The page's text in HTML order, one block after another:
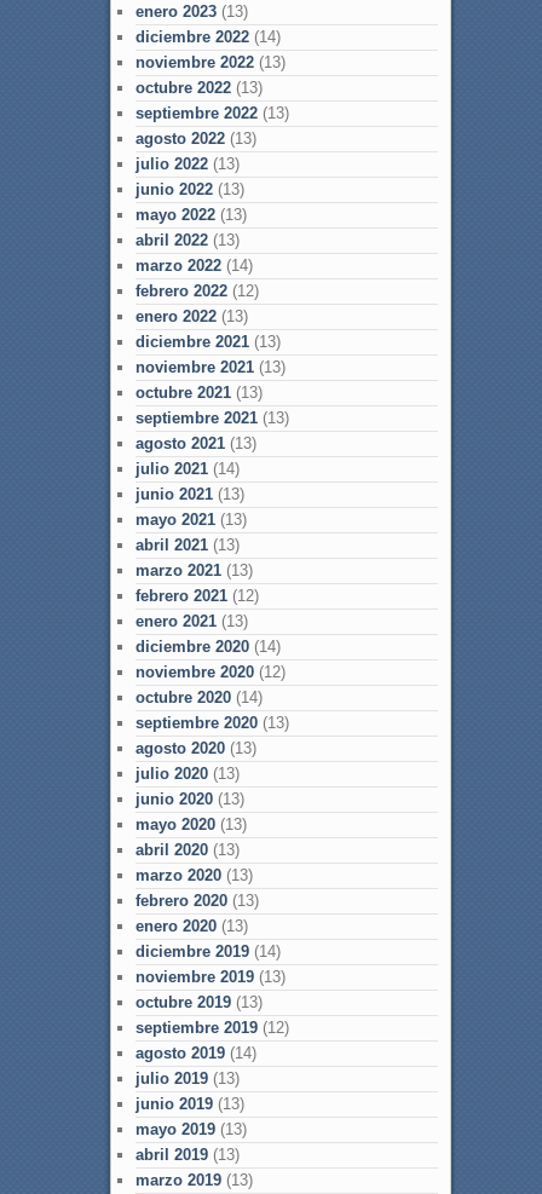
enero 2023(13)
diciembre 2022(14)
noviembre 2022(13)
octubre 2022(13)
septiembre 2022(13)
agosto 2022(13)
julio 2022(13)
junio 2022(13)
mayo 2022(13)
abril 2022(13)
marzo 2022(14)
febrero 2022(12)
enero 2022(13)
diciembre 2021(13)
noviembre 2021(13)
octubre 2021(13)
septiembre 2021(13)
agosto 2021(13)
julio 2021(14)
junio 2021(13)
mayo 2021(13)
abril 2021(13)
marzo 2021(13)
febrero 2021(12)
enero 2021(13)
diciembre 2020(14)
noviembre 2020(12)
octubre 2020(14)
septiembre 2020(13)
agosto 2020(13)
julio 2020(13)
junio 2020(13)
mayo 2020(13)
abril 2020(13)
marzo 2020(13)
febrero 2020(13)
enero 2020(13)
diciembre 2019(14)
noviembre 2019(13)
octubre 2019(13)
septiembre 2019(12)
agosto 2019(14)
julio 2019(13)
junio 2019(13)
mayo 2019(13)
abril 2019(13)
marzo 2019(13)